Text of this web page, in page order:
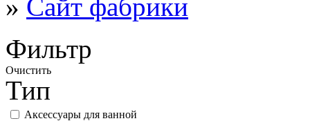
» Сайт фабрики
Фильтр
Очистить
Тип
Аксессуары для ванной